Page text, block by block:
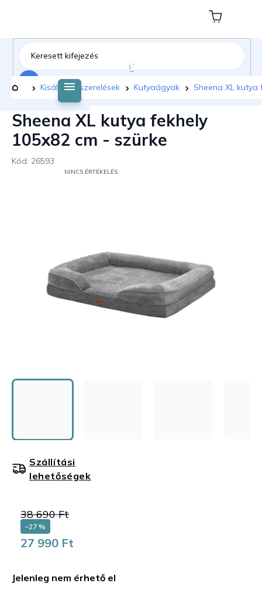
tartalomhoz
Kosár
Kezdőlap
Kisállat felszerelések Kutyaágyak Sheena XL kutya
Sheena XL kutya fekhely
105x82 cm - szürke
Kód: 26593
NINCS ÉRTÉKELÉS
38 690 Ft
–27 %
27 990 Ft
Jelenleg nem érhető el
Szállítási
lehetőségek